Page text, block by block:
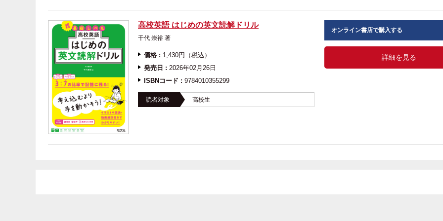
高校英語 はじめの英文読解ドリル
千代 崇裕 著
価格 : 1,430円（税込）
発売日 : 2026年02月26日
ISBNコード : 9784010355299
読者対象 高校生
オンライン書店で購入する
詳細を見る